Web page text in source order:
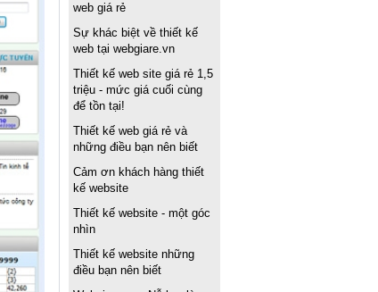
web giá rẻ
Sự khác biệt về thiết kế
web tại webgiare.vn
Thiết kế web site giá rẻ 1,5
triệu - mức giá cuối cùng
để tồn tại!
Thiết kế web giá rẻ và
những điều bạn nên biết
Cảm ơn khách hàng thiết
kế website
Thiết kế website - một góc
nhìn
Thiết kế website những
điều bạn nên biết